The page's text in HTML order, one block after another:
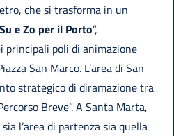
che si trasforma in un
Su e Zo per il Porto”,
principali poli di animazione
San Marco. L’area di San
strategico di diramazione tra
Breve”. A Santa Marta,
l’area di partenza sia quella